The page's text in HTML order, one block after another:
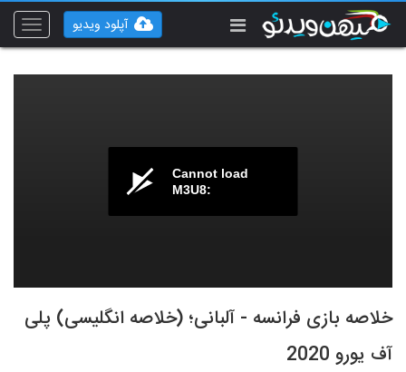
Toggle
آپلود ویدیو
Cannot load
M3U8:
خلاصه بازی فرانسه - آلبانی؛ (خلاصه انگلیسی) پلی
آف یورو 2020